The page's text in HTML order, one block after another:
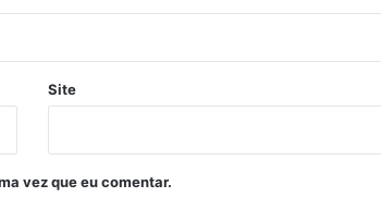
Site
vez que eu comentar.